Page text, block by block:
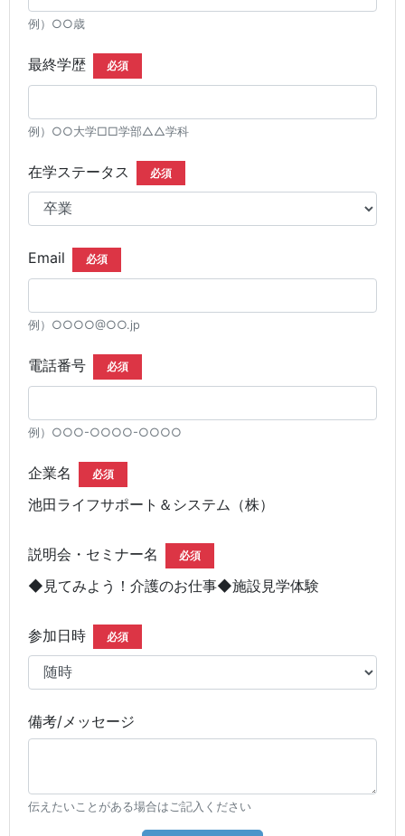
例）○○歳
最終学歴 必須
例）○○大学□□学部△△学科
在学ステータス 必須
Email 必須
例）○○○○@○○.jp
電話番号 必須
例）○○○-○○○○-○○○○
企業名 必須
池田ライフサポート＆システム（株）
説明会・セミナー名 必須
◆見てみよう！介護のお仕事◆施設見学体験
参加日時 必須
備考/メッセージ
伝えたいことがある場合はご記入ください